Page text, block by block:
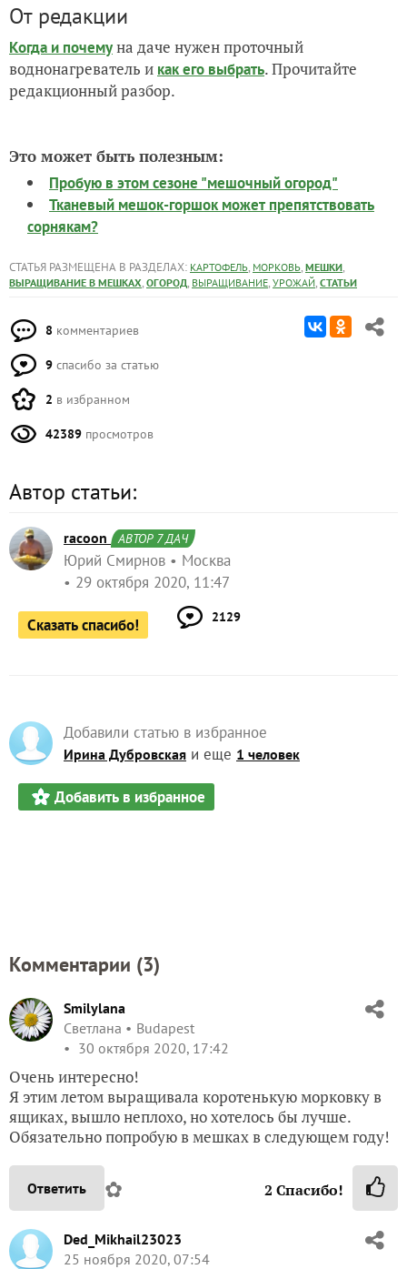
От редакции
Когда и почемуна даче нужен проточный
воднонагреватель и как его выбрать. Прочитайте
редакционный разбор.
Это может быть полезным:
Пробую в этом сезоне "мешочный огород"
Тканевый мешок-горшок может препятствовать
сорнякам?
СТАТЬЯ РАЗМЕЩЕНА В РАЗДЕЛАХ: КАРТОФЕЛЬ, МОРКОВЬ, МЕШКИ,
ВЫРАЩИВАНИЕ В МЕШКАХ, ОГОРОД, ВЫРАЩИВАНИЕ, УРОЖАЙ, СТАТЬИ
8 комментариев
9 спасибо за статью
2 в избранном
42389 просмотров
Автор статьи:
racoon АВТОР 7 ДАЧ
Юрий Смирнов
Москва
29 октября 2020, 11:47
Сказать спасибо! 2129
Добавили статью в избранное
Ирина Дубровская и еще 1 человек
Добавить в избранное
Комментарии (3)
Smilylana
Светлана
Budapest
30 октября 2020, 17:42
Очень интересно!
Я этим летом выращивала коротенькую морковку в
ящиках, вышло неплохо, но хотелось бы лучше.
Обязательно попробую в мешках в следующем году!
Ответить ✿ 2 Спасибо!
Ded_Mikhail23023
25 ноября 2020, 07:54